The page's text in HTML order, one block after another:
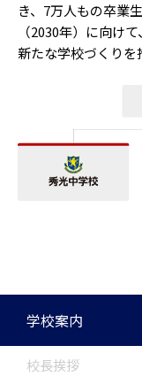
き、7万人もの卒業
（2030年）に向け
新たな学校づくりを
学校案内
校長挨拶